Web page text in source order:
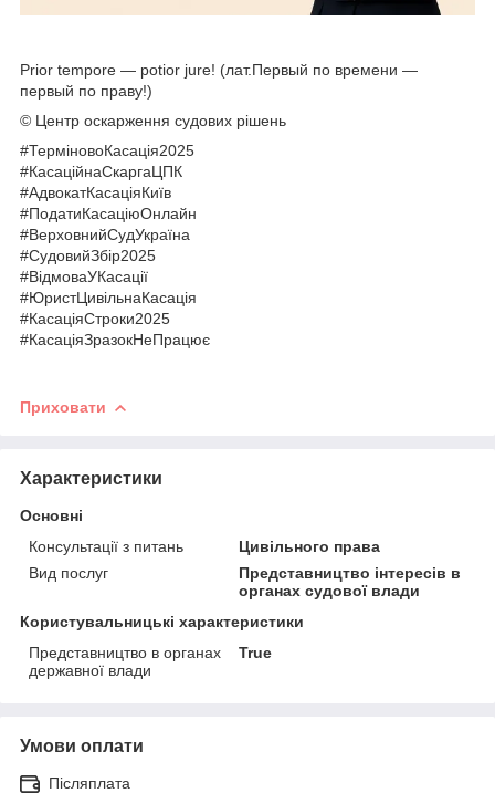
Prior tempore ― potior jure! (лат.Первый по времени ―
первый по праву!)
© Центр оскарження судових рішень
#ТерміновоКасація2025
#КасаційнаСкаргаЦПК
#АдвокатКасаціяКиїв
#ПодатиКасаціюОнлайн
#ВерховнийСудУкраїна
#СудовийЗбір2025
#ВідмоваУКасації
#ЮристЦивільнаКасація
#КасаціяСтроки2025
#КасаціяЗразокНеПрацює
Приховати
Характеристики
Основні
Консультації з питань
Цивільного права
Вид послуг
Представництво інтересів в
органах судової влади
Користувальницькі характеристики
Представництво в органах
державної влади
True
Умови оплати
Післяплата